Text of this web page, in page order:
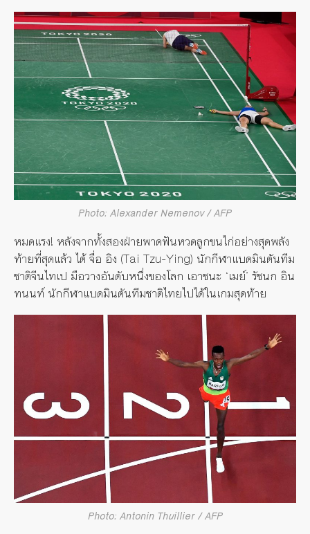
Photo: Alexander Nemenov / AFP
หมดแรง! หลังจากทั้งสองฝ่ายพาดฟันหวดลูกขนไก่อย่างสุดพลัง
ท้ายที่สุดแล้ว ไต้ จื่อ อิง (Tai Tzu-Ying) นักกีฬาแบดมินตันทีม
ชาติจีนไทเป มือวางอันดับหนึ่งของโลก เอาชนะ ‘เมย์’ รัชนก อิน
ทนนท์ นักกีฬาแบดมินตันทีมชาติไทยไปได้ในเกมสุดท้าย
Photo: Antonin Thuillier / AFP